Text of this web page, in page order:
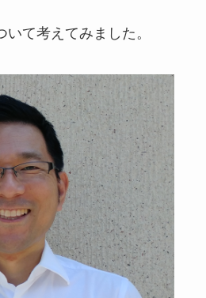
て考えてみました。